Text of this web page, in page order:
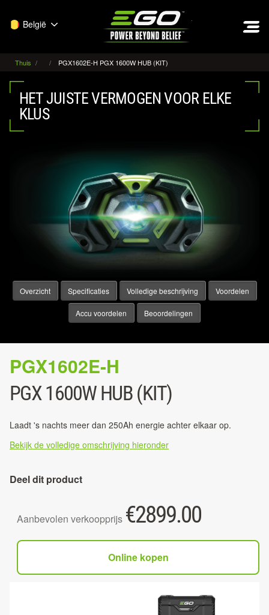
België
Thuis PGX1602E-H PGX 1600W HUB (KIT)
HET JUISTE VERMOGEN VOOR ELKE
KLUS
Overzicht Specificaties Volledige beschrijving Voordelen
Accu voordelen Beoordelingen
PGX1602E-H
PGX 1600W HUB (KIT)
Laadt 's nachts meer dan 250Ah energie achter elkaar op.
Bekijk de volledige omschrijving hieronder
Deel dit product
Aanbevolen verkoopprijs €2899.00
Online kopen